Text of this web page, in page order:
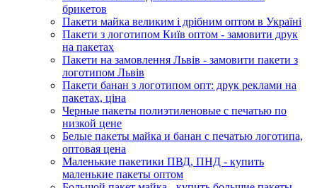
брикетов
Пакети майка великим і дрібним оптом в Україні
Пакети з логотипом Київ оптом - замовити друк
на пакетах
Пакети на замовлення Львів - замовити пакети з
логотипом Львів
Пакети банан з логотипом опт: друк реклами на
пакетах, ціна
Черные пакеты полиэтиленовые с печатью по
низкой цене
Белые пакеты майка и банан с печатью логотипа,
оптовая цена
Маленькие пакетики ПВД, ПНД - купить
маленькие пакеты оптом